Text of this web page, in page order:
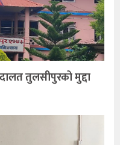
तुलसीपुरको मुद्दा